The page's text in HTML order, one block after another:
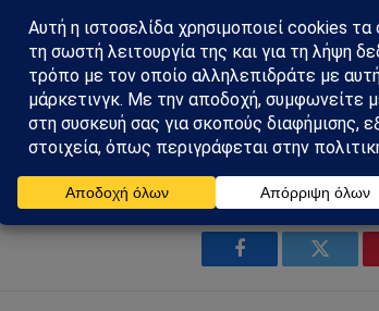
Ακολουθήστε στο YouTube
Facebook Twitter